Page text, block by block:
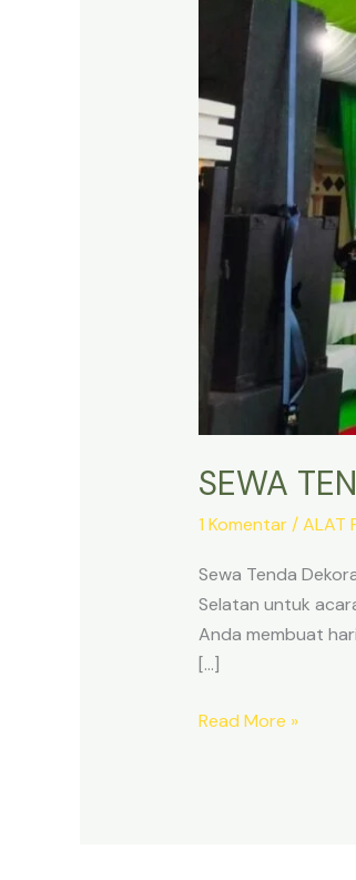
SEWA
1 Komentar /ALAT
Sewa Tenda
Selatan untuk
Anda membuat
[…]
SEWA
Read More »